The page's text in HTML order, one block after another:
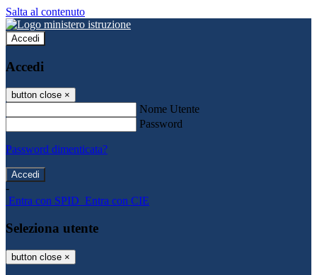
Salta al contenuto
Accedi
Accedi
button close ×
Nome Utente
Password
Password dimenticata?
-
Entra con SPID Entra con CIE
Seleziona utente
button close ×